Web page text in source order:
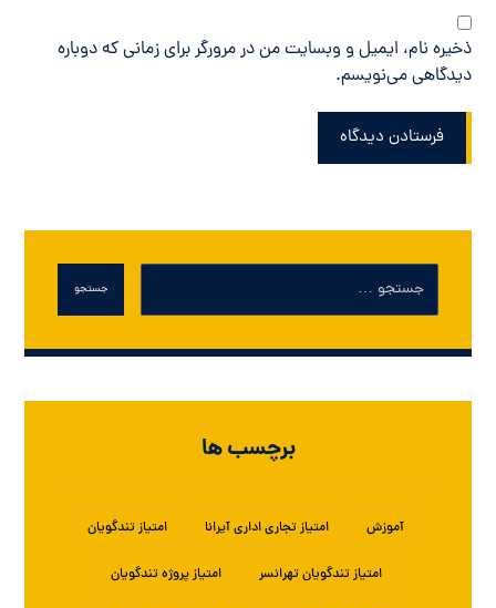
ذخیره نام، ایمیل و وبسایت من در مرورگر برای زمانی که دوباره
دیدگاهی می‌نویسم.
فرستادن دیدگاه
جستجو
برچسب ها
آموزش امتیاز تجاری اداری آیرانا امتیاز تندگویان
امتیاز تندگویان تهرانسر امتیاز پروژه تندگویان